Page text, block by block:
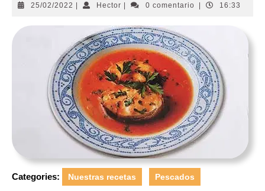
25/02/2022 25/02/2022
HectorHector 0 comentario 16:33
Categories: Nuestras recetas Pescados